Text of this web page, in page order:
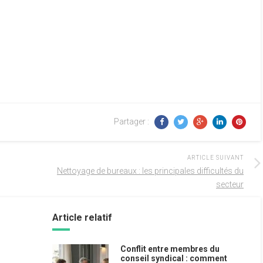
Partager :
ARTICLE SUIVANT
Nettoyage de bureaux : les principales difficultés du
secteur
Article relatif
Conflit entre membres du
conseil syndical : comment